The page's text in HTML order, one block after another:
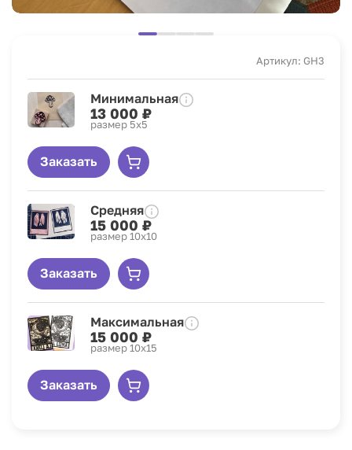
Артикул: GH3
Минимальная
13 000 ₽
размер 5х5
Заказать
Средняя
15 000 ₽
размер 10х10
Заказать
Максимальная
15 000 ₽
размер 10х15
Заказать